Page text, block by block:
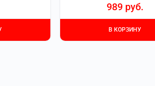
989 руб.
В КОРЗИНУ